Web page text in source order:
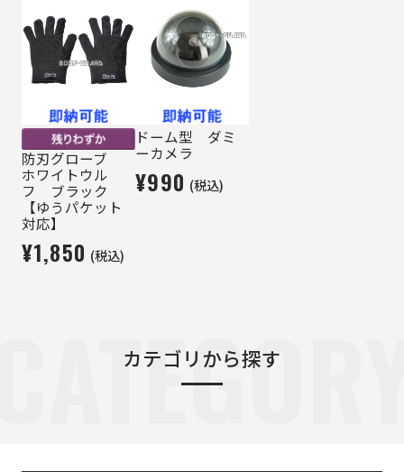
防刃グローブ
ホワイトウル
フ ブラック
【ゆうパケット
対応】
¥1,850 (税込)
ドーム型 ダミ
ーカメラ
¥990 (税込)
カテゴリから探す